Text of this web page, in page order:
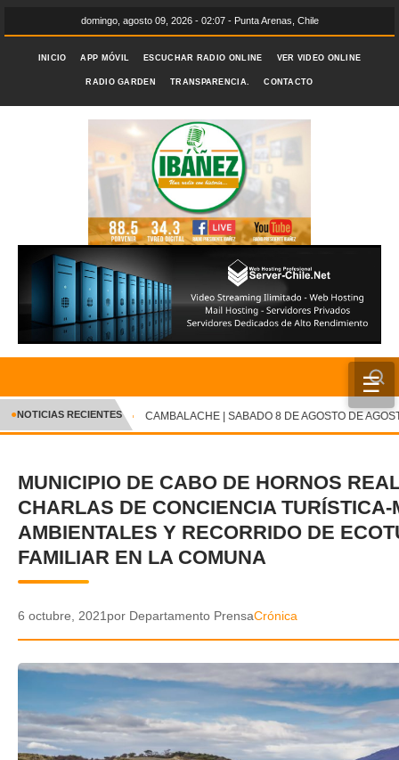
domingo, agosto 09, 2026 - 02:07 - Punta Arenas, Chile
INICIO APP MÓVIL ESCUCHAR RADIO ONLINE VER VIDEO ONLINE
RADIO GARDEN TRANSPARENCIA. CONTACTO
☰
INICIO
CRÓNICA
DEPORTES
ENTRETENIMIENTO Y CULTURA
POLICIAL
GALERIA DE FOTOS
✕
●NOTICIAS RECIENTES CAMBALACHE | SABADO 8 DE AGOSTO DE
MUNICIPIO DE CABO DE HORNOS
CHARLAS DE CONCIENCIA TURÍSTICA-
AMBIENTALES Y RECORRIDO DE
FAMILIAR EN LA COMUNA
6 octubre, 2021por Departamento PrensaCrónica